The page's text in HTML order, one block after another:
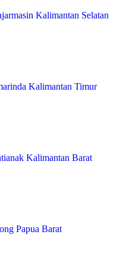
Kalimantan Selatan
Kalimantan Timur
Kalimantan Barat
Papua Barat